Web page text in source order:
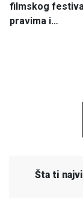
filmskog
pravima i…
Šta ti